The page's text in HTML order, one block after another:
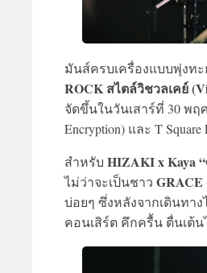
มันส์ครบเครื่องแบบพุ่งท
ROCK สไตล์วิชวลเคย์
จัดขึ้นในวันเสาร์ที่ 30 พฤ
Encryption) และ T Square
สำหรับ HIZAKI x Kaya
ไม่ว่าจะเป็นชาว GRACE
บ่อยๆ ซึ่งหลังจากเดินทา
คอนเสิร์ต คึกครื้น ตื่นเต้